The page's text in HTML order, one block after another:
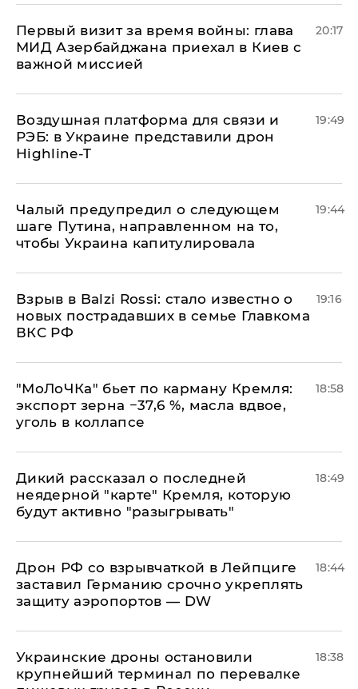
Первый визит за время войны: глава
МИД Азербайджана приехал в Киев с
важной миссией
20:17
Воздушная платформа для связи и
РЭБ: в Украине представили дрон
Highline-T
19:49
Чалый предупредил о следующем
шаге Путина, направленном на то,
чтобы Украина капитулировала
19:44
Взрыв в Balzi Rossi: стало известно о
новых пострадавших в семье Главкома
ВКС РФ
19:16
​"МоЛоЧКа" бьет по карману Кремля:
экспорт зерна −37,6 %, масла вдвое,
уголь в коллапсе
18:58
Дикий рассказал о последней
неядерной "карте" Кремля, которую
будут активно "разыгрывать"
18:49
​Дрон РФ со взрывчаткой в Лейпциге
заставил Германию срочно укреплять
защиту аэропортов — DW
18:44
Украинские дроны остановили
крупнейший терминал по перевалке
18:38